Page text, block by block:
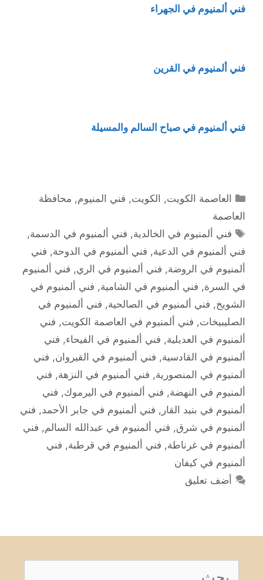
فني ألمنيوم في الجهراء
فني ألمنيوم في القرين
فني ألمنيوم في صباح السالم والمسيلة
التصنيفات
العاصمة الكويت, الكويت, فني المنيوم, محافظة
العاصمة
الوسوم
فني ألمنيوم في الخالدية, فني ألمنيوم في الدسمة,
فني ألمنيوم في الدعية, فني ألمنيوم في الدوحة, فني
ألمنيوم في الروضة, فني ألمنيوم في الري, فني ألمنيوم
في السرة, فني ألمنيوم في الشامية, فني ألمنيوم في
الشويخ, فني ألمنيوم في الصالحية, فني ألمنيوم في
الصليبيخات, فني ألمنيوم في العاصمة الكويت, فني
ألمنيوم في العديلية, فني ألمنيوم في الفيحاء, فني
ألمنيوم في القادسية, فني ألمنيوم في القيروان, فني
ألمنيوم في المنصورية, فني ألمنيوم في النزهة, فني
ألمنيوم في النهضة, فني ألمنيوم في اليرموك, فني
ألمنيوم في بنيد القار , فني ألمنيوم في جابر الأحمد, فني
ألمنيوم في شرق, فني ألمنيوم في عبدالله السالم, فني
ألمنيوم في غرناطة, فني ألمنيوم في قرطبة, فني
ألمنيوم في كيفان
أضف تعليق
البحث